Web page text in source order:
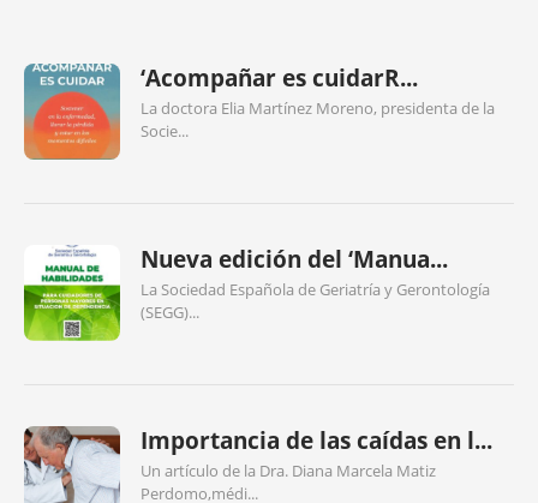
‘Acompañar es cuidarR...
La doctora Elia Martínez Moreno, presidenta de la
Socie...
Nueva edición del ‘Manua...
La Sociedad Española de Geriatría y Gerontología
(SEGG)...
Importancia de las caídas en l...
Un artículo de la Dra. Diana Marcela Matiz
Perdomo,médi...